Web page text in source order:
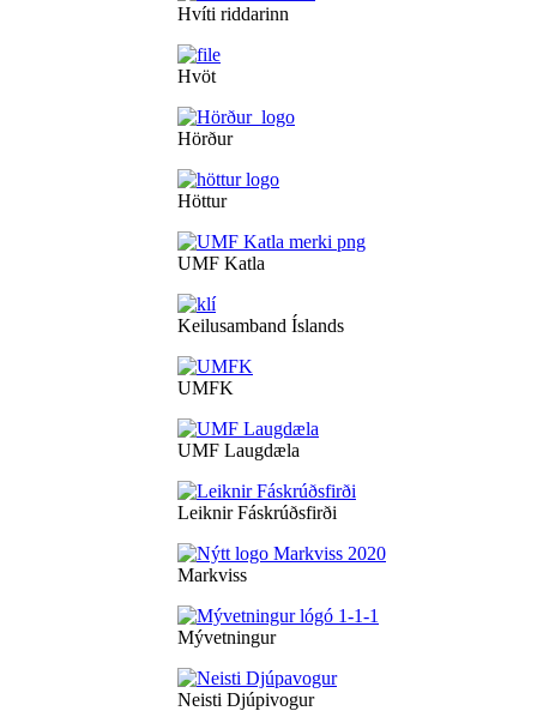
Hvíti riddarinn
Hvöt
Hörður
Höttur
UMF Katla
Keilusamband Íslands
UMFK
UMF Laugdæla
Leiknir Fáskrúðsfirði
Markviss
Mývetningur
Neisti Djúpivogur